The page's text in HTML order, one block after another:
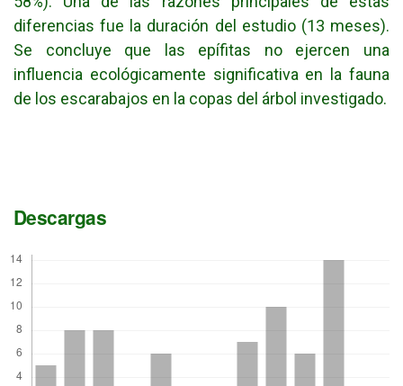
diferencias fue la duración del estudio (13 meses).
Se concluye que las epífitas no ejercen una
influencia ecológicamente significativa en la fauna
de los escarabajos en la copas del árbol investigado.
Descargas